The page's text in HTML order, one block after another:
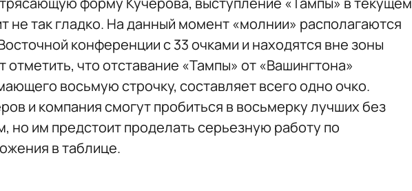
не так гладко. На данный момент «молнии» располагаются
конференции с 33 очками и находятся вне зоны
что отставание «Тампы» от «Вашингтона»
восьмую строчку, составляет всего одно очко.
и компания смогут пробиться в восьмерку лучших без
но им предстоит проделать серьезную работу по
в таблице.